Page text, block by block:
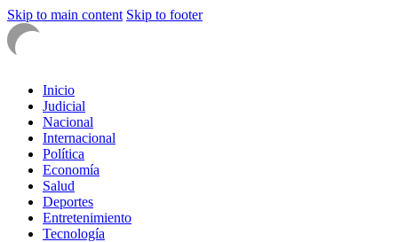
Skip to main content Skip to footer
Inicio
Judicial
Nacional
Internacional
Política
Economía
Salud
Deportes
Entretenimiento
Tecnología